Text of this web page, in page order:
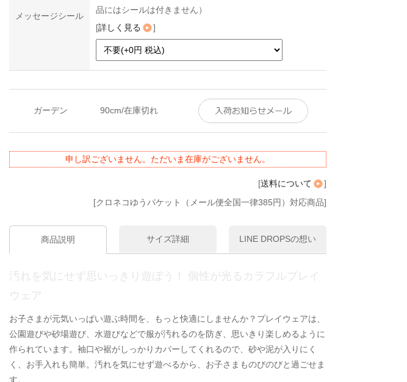
メッセージシール
品にはシールは付きません）
[詳しく見る ]
ガーデン 90cm/在庫切れ
申し訳ございません。ただいま在庫がございません。
[送料について
]
[クロネコゆうパケット（メール便全国一律385円）対応商品]
商品説明 サイズ詳細 LINE DROPSの想い
汚れを気にせず思いっきり遊ぼう！ 個性が光るカラフルプレイ
ウェア
お子さまが元気いっぱい遊ぶ時間を、もっと快適にしませんか？プレイウェアは、
公園遊びや砂場遊び、水遊びなどで服が汚れるのを防ぎ、思いきり楽しめるように
作られています。袖口や裾がしっかりカバーしてくれるので、砂や泥が入りにく
く、お手入れも簡単。汚れを気にせず遊べるから、お子さまものびのびと過ごせま
す。